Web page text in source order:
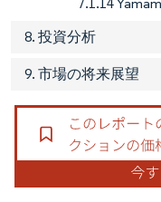
7.1.14
8. 投資分析
9. 市場の将来展望